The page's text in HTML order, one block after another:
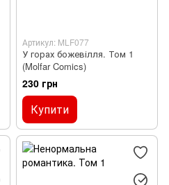
Артикул: MLF077
У горах божевілля. Том 1
(Molfar Comics)
230 грн
Купити